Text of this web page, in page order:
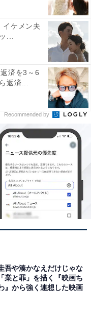
イケメン夫
...
済を3～6
返済...
Recommended by
吾や湊かなえだけじゃな
業と罪」を描く『映画ち
』から強く連想した映画